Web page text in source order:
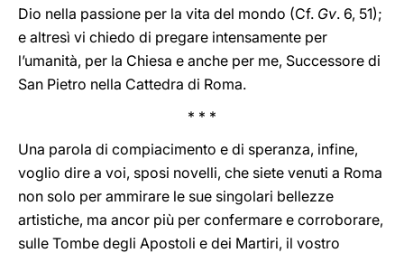
Dio nella passione per la vita del mondo (Cf. Gv. 6, 51);
e altresì vi chiedo di pregare intensamente per
l’umanità, per la Chiesa e anche per me, Successore di
San Pietro nella Cattedra di Roma.
* * *
Una parola di compiacimento e di speranza, infine,
voglio dire a voi, sposi novelli, che siete venuti a Roma
non solo per ammirare le sue singolari bellezze
artistiche, ma ancor più per confermare e corroborare,
sulle Tombe degli Apostoli e dei Martiri, il vostro